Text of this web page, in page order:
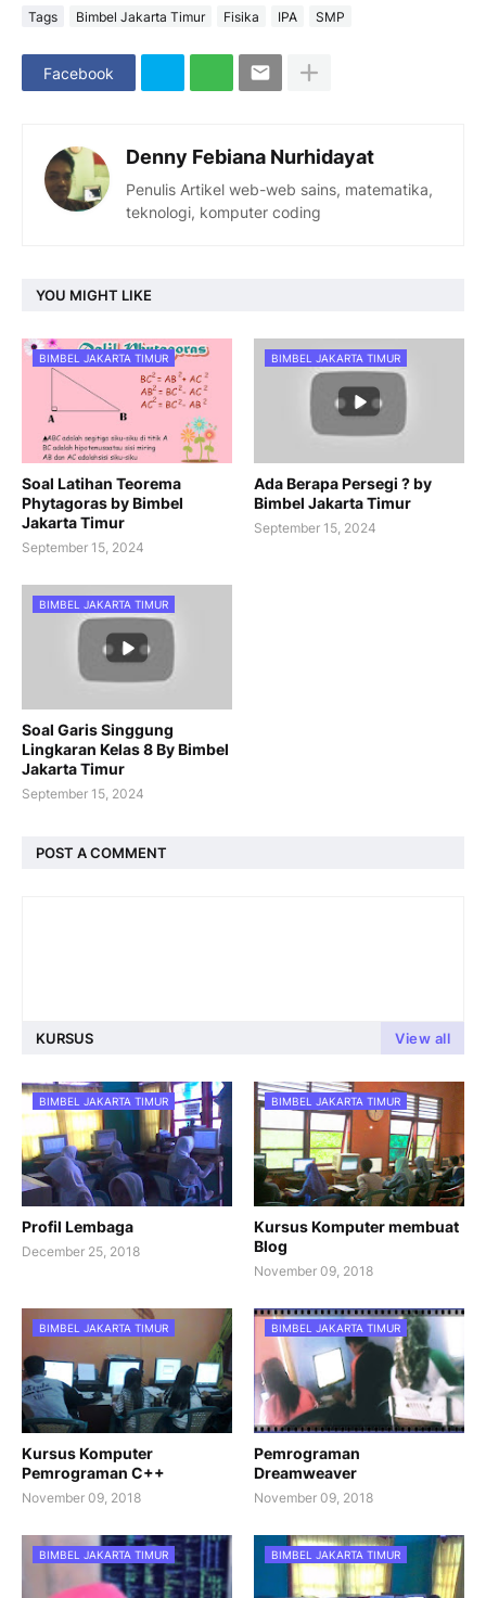
Tags Bimbel Jakarta Timur Fisika IPA SMP
Facebook
Denny Febiana Nurhidayat
Penulis Artikel web-web sains, matematika,
teknologi, komputer coding
YOU MIGHT LIKE
BIMBEL JAKARTA TIMUR
Soal Latihan Teorema
Phytagoras by Bimbel
Jakarta Timur
September 15, 2024
BIMBEL JAKARTA TIMUR
Ada Berapa Persegi ? by
Bimbel Jakarta Timur
September 15, 2024
BIMBEL JAKARTA TIMUR
Soal Garis Singgung
Lingkaran Kelas 8 By Bimbel
Jakarta Timur
September 15, 2024
POST A COMMENT
KURSUS View all
BIMBEL JAKARTA TIMUR
Profil Lembaga
December 25, 2018
BIMBEL JAKARTA TIMUR
Kursus Komputer membuat
Blog
November 09, 2018
BIMBEL JAKARTA TIMUR
Kursus Komputer
Pemrograman C++
November 09, 2018
BIMBEL JAKARTA TIMUR
Pemrograman
Dreamweaver
November 09, 2018
BIMBEL JAKARTA TIMUR BIMBEL JAKARTA TIMUR